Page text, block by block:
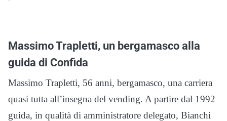
Massimo Trapletti, un bergamasco alla
guida di Confida
Massimo Trapletti, 56 anni, bergamasco, una carriera
quasi tutta all’insegna del vending. A partire dal 1992
guida, in qualità di amministratore delegato, Bianchi